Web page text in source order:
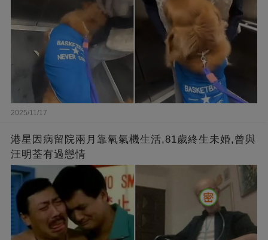
2025/11/17
港星因病留院兩月靠氧氣機生活,81歲終生未婚,曾與
汪明荃有過戀情